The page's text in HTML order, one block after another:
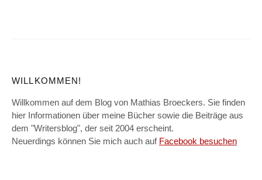
WILLKOMMEN!
Willkommen auf dem Blog von Mathias Broeckers. Sie finden
hier Informationen über meine Bücher sowie die Beiträge aus
dem "Writersblog", der seit 2004 erscheint.
Neuerdings können Sie mich auch auf Facebook besuchen